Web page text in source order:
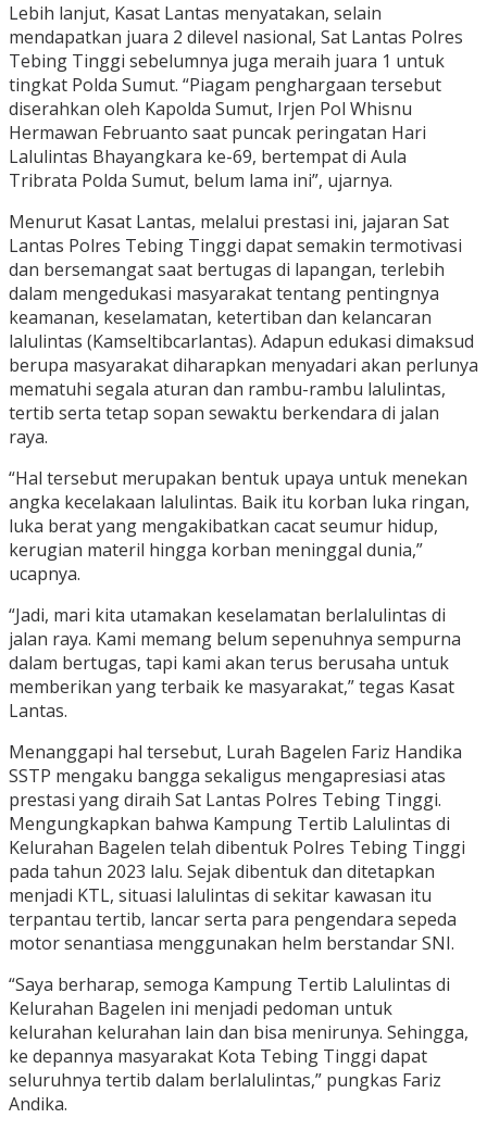
Lebih lanjut, Kasat Lantas menyatakan, selain
mendapatkan juara 2 dilevel nasional, Sat Lantas Polres
Tebing Tinggi sebelumnya juga meraih juara 1 untuk
tingkat Polda Sumut. “Piagam penghargaan tersebut
diserahkan oleh Kapolda Sumut, Irjen Pol Whisnu
Hermawan Februanto saat puncak peringatan Hari
Lalulintas Bhayangkara ke-69, bertempat di Aula
Tribrata Polda Sumut, belum lama ini”, ujarnya.
Menurut Kasat Lantas, melalui prestasi ini, jajaran Sat
Lantas Polres Tebing Tinggi dapat semakin termotivasi
dan bersemangat saat bertugas di lapangan, terlebih
dalam mengedukasi masyarakat tentang pentingnya
keamanan, keselamatan, ketertiban dan kelancaran
lalulintas (Kamseltibcarlantas). Adapun edukasi dimaksud
berupa masyarakat diharapkan menyadari akan perlunya
mematuhi segala aturan dan rambu-rambu lalulintas,
tertib serta tetap sopan sewaktu berkendara di jalan
raya.
“Hal tersebut merupakan bentuk upaya untuk menekan
angka kecelakaan lalulintas. Baik itu korban luka ringan,
luka berat yang mengakibatkan cacat seumur hidup,
kerugian materil hingga korban meninggal dunia,”
ucapnya.
“Jadi, mari kita utamakan keselamatan berlalulintas di
jalan raya. Kami memang belum sepenuhnya sempurna
dalam bertugas, tapi kami akan terus berusaha untuk
memberikan yang terbaik ke masyarakat,” tegas Kasat
Lantas.
Menanggapi hal tersebut, Lurah Bagelen Fariz Handika
SSTP mengaku bangga sekaligus mengapresiasi atas
prestasi yang diraih Sat Lantas Polres Tebing Tinggi.
Mengungkapkan bahwa Kampung Tertib Lalulintas di
Kelurahan Bagelen telah dibentuk Polres Tebing Tinggi
pada tahun 2023 lalu. Sejak dibentuk dan ditetapkan
menjadi KTL, situasi lalulintas di sekitar kawasan itu
terpantau tertib, lancar serta para pengendara sepeda
motor senantiasa menggunakan helm berstandar SNI.
“Saya berharap, semoga Kampung Tertib Lalulintas di
Kelurahan Bagelen ini menjadi pedoman untuk
kelurahan kelurahan lain dan bisa menirunya. Sehingga,
ke depannya masyarakat Kota Tebing Tinggi dapat
seluruhnya tertib dalam berlalulintas,” pungkas Fariz
Andika.